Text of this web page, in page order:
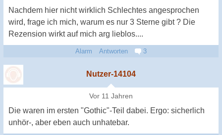
Nachdem hier nicht wirklich Schlechtes angesprochen
wird, frage ich mich, warum es nur 3 Sterne gibt ? Die
Rezension wirkt auf mich arg lieblos....
Alarm Antworten 3
Nutzer-14104
Vor 11 Jahren
Die waren im ersten "Gothic"-Teil dabei. Ergo: sicherlich
unhör-, aber eben auch unhatebar.